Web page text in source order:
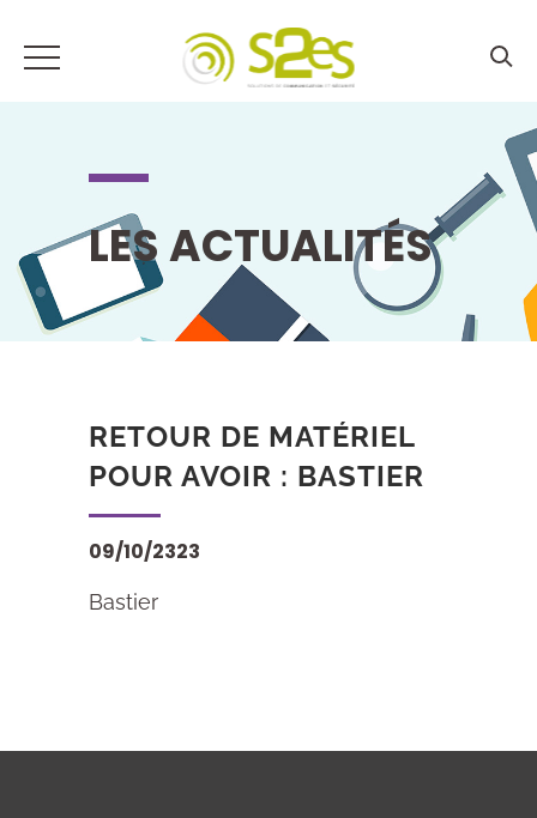
LES ACTUALITÉS
RETOUR DE MATÉRIEL
POUR AVOIR : BASTIER
09/10/2323
Bastier